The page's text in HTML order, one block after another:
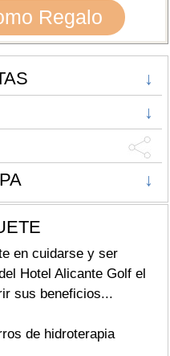
Regalo
↓
↓
↓
en cuidarse y ser
Hotel Alicante Golf el
sus beneficios...
de hidroterapia